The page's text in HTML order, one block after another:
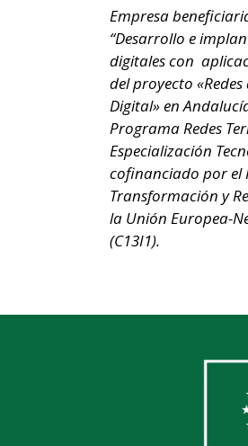
Empresa
“Desarrollo e
digitales con
del proyecto
Digital» en
Programa Redes
Especialización
cofinanciado por el
Transformación y
la Unión Europea-
(C13I1).